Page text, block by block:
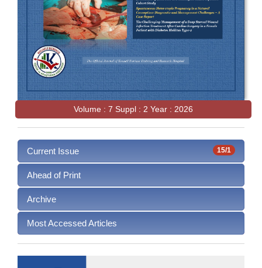
Volume : 7 Suppl : 2 Year : 2026
15/1
Current Issue
Ahead of Print
Archive
Most Accessed Articles